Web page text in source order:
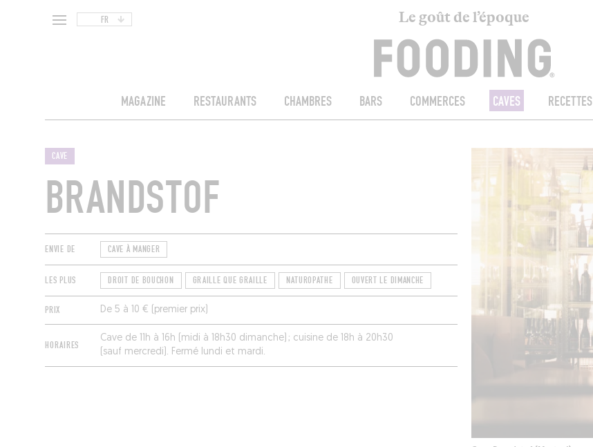
FR Le goût de l’époque
MAGAZINE RESTAURANTS CHAMBRES BARS COMMERCES CAVES RECETTES
CAVE
BRANDSTOF
ENVIE DE CAVE À MANGER
LES PLUS DROIT DE BOUCHON GRAILLE QUE GRAILLE NATUROPATHE OUVERT LE DIMANCHE
PRIX De 5 à 10 € (premier prix)
HORAIRES
Cave de 11h à 16h (midi à 18h30 dimanche) ; cuisine de 18h à 20h30
(sauf mercredi). Fermé lundi et mardi.